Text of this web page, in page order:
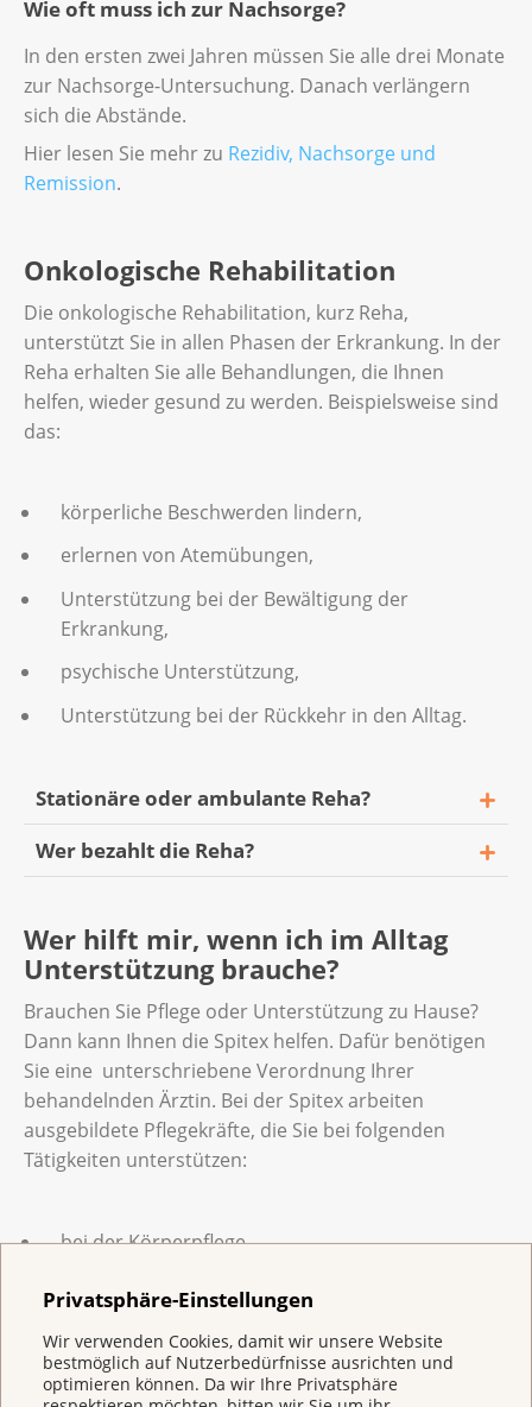
Privatsphäre-Einstellungen
Wir verwenden Cookies, damit wir unsere Website
bestmöglich auf Nutzerbedürfnisse ausrichten und
optimieren können. Da wir Ihre Privatsphäre
Wie oft muss ich zur Nachsorge?
In den ersten zwei Jahren müssen Sie alle drei Monate
zur Nachsorge-Untersuchung. Danach verlängern
sich die Abstände.
Hier lesen Sie mehr zu Rezidiv, Nachsorge und
Remission.
Onkologische Rehabilitation
Die onkologische Rehabilitation, kurz Reha,
unterstützt Sie in allen Phasen der Erkrankung. In der
Reha erhalten Sie alle Behandlungen, die Ihnen
helfen, wieder gesund zu werden. Beispielsweise sind
das:
körperliche Beschwerden lindern,
erlernen von Atemübungen,
Unterstützung bei der Bewältigung der
Erkrankung,
psychische Unterstützung,
Unterstützung bei der Rückkehr in den Alltag.
Stationäre oder ambulante Reha?
Für eine stationäre Reha sind Sie für
Wochen einzelne Termine in einem Spital
oder in einer Arztpraxis. Sie können eine
Reha vor, während oder nach den
Behandlungen machen.
Sprechen Sie mit Ihrer Ärztin oder Ihrem
Arzt, ob und wann Sie eine Reha machen
möchten. Auf der Website der Krebsliga
Wer bezahlt die Reha?
Krankenkasse die Reha. Eine ambulante Reha
muss Ihr Arzt verordnen, dann bezahlt die
Krankenkasse die Reha. Für die stationäre
Reha muss der Arzt zuerst bei der
Krankenkasse eine Kostengutsprache
einholen. Wenn die Krankenkasse zustimmt,
bezahlt sie die Kosten für die stationäre
Reha.
Wer hilft mir, wenn ich im Alltag
Unterstützung brauche?
Brauchen Sie Pflege oder Unterstützung zu Hause?
Dann kann Ihnen die Spitex helfen. Dafür benötigen
Sie eine unterschriebene Verordnung Ihrer
behandelnden Ärztin. Bei der Spitex arbeiten
ausgebildete Pflegekräfte, die Sie bei folgenden
Tätigkeiten unterstützen:
bei der Körperpflege,
beim Versorgen von Wunden,